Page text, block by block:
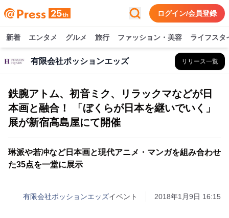
ログイン/会員登録
新着 エンタメ グルメ 旅行 ファッション・美容 ライフスタ
有限会社ポッションエッズ リリース一覧
鉄腕アトム、初音ミク、リラックマなどが日
本画と融合！ 「ぼくらが日本を継いでいく」
展が新宿高島屋にて開催
琳派や若冲など日本画と現代アニメ・マンガを組み合わせ
た35点を一堂に展示
有限会社ポッションエッズイベント 2018年1月9日 16:15